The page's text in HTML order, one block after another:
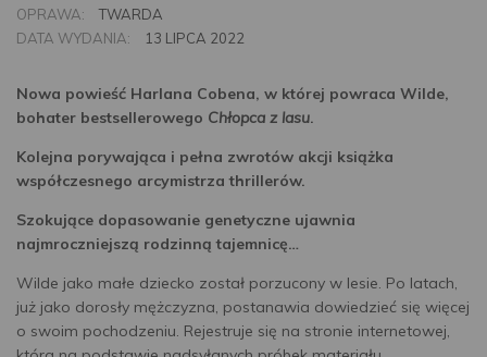
OPRAWA:
TWARDA
DATA WYDANIA:
13 LIPCA 2022
Nowa powieść Harlana Cobena, w której powraca Wilde,
bohater bestsellerowego Chłopca z lasu.
Kolejna porywająca i pełna zwrotów akcji książka
współczesnego arcymistrza thrillerów.
Szokujące dopasowanie genetyczne ujawnia
najmroczniejszą rodzinną tajemnicę…
Wilde jako małe dziecko został porzucony w lesie. Po latach,
już jako dorosły mężczyzna, postanawia dowiedzieć się więcej
o swoim pochodzeniu. Rejestruje się na stronie internetowej,